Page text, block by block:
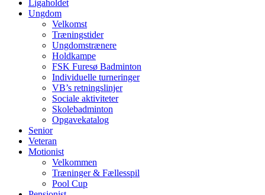
Ligaholdet
Ungdom
Velkomst
Træningstider
Ungdomstrænere
Holdkampe
FSK Furesø Badminton
Individuelle turneringer
VB’s retningslinjer
Sociale aktiviteter
Skolebadminton
Opgavekatalog
Senior
Veteran
Motionist
Velkommen
Træninger & Fællesspil
Pool Cup